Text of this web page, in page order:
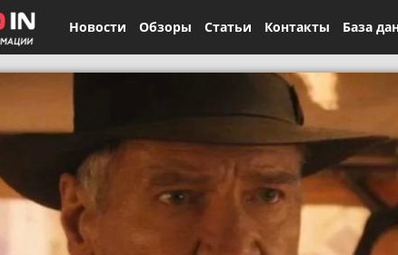
Новости Обзоры Статьи Контакты База